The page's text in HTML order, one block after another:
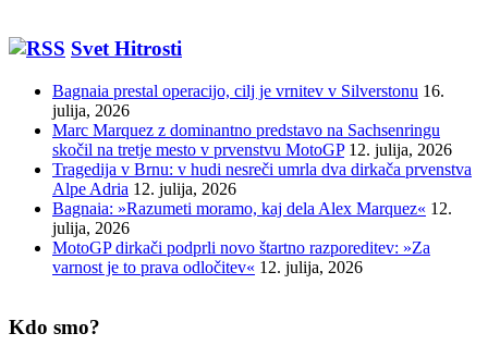
Svet Hitrosti
Bagnaia prestal operacijo, cilj je vrnitev v Silverstonu 16.
julija, 2026
Marc Marquez z dominantno predstavo na Sachsenringu
skočil na tretje mesto v prvenstvu MotoGP 12. julija, 2026
Tragedija v Brnu: v hudi nesreči umrla dva dirkača prvenstva
Alpe Adria 12. julija, 2026
Bagnaia: »Razumeti moramo, kaj dela Alex Marquez« 12.
julija, 2026
MotoGP dirkači podprli novo štartno razporeditev: »Za
varnost je to prava odločitev« 12. julija, 2026
Kdo smo?